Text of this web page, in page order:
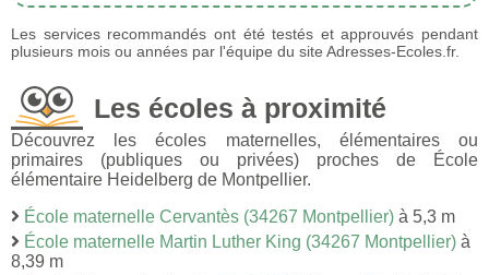
Les services recommandés ont été testés et approuvés pendant
plusieurs mois ou années par l'équipe du site Adresses-Ecoles.fr.
Les écoles à proximité
Découvrez les écoles maternelles, élémentaires ou
primaires (publiques ou privées) proches de École
élémentaire Heidelberg de Montpellier.
École maternelle Cervantès (34267 Montpellier) à 5,3 m
École maternelle Martin Luther King (34267 Montpellier) à
8,39 m